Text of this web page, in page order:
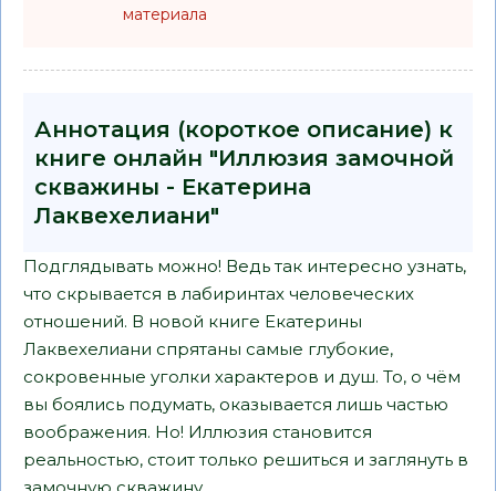
материала
Аннотация (короткое описание) к
книге онлайн "Иллюзия замочной
скважины - Екатерина
Лаквехелиани"
Подглядывать можно! Ведь так интересно узнать,
что скрывается в лабиринтах человеческих
отношений. В новой книге Екатерины
Лаквехелиани спрятаны самые глубокие,
сокровенные уголки характеров и душ. То, о чём
вы боялись подумать, оказывается лишь частью
воображения. Но! Иллюзия становится
реальностью, стоит только решиться и заглянуть в